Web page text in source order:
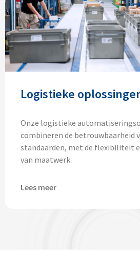
Logistieke
Onze logistieke
combineren de betrouwbaarheid
standaarden, met de flexibiliteit
van maatwerk.
Lees meer